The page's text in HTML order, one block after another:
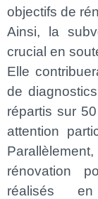
objectifs de
Ainsi, la
crucial en
Elle
de
répartis sur
attention
rénovation
réalisés